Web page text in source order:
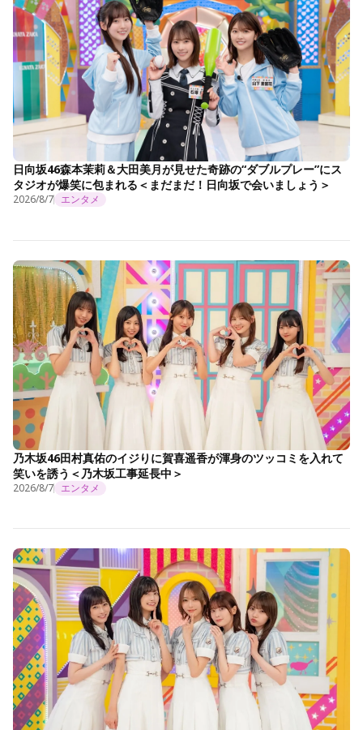
日向坂46森本茉莉＆大田美月が見せた奇跡の“ダブルプレー”にス
タジオが爆笑に包まれる＜まだまだ！日向坂で会いましょう＞
2026/8/7 エンタメ
乃木坂46田村真佑のイジりに賀喜遥香が渾身のツッコミを入れて
笑いを誘う＜乃木坂工事延長中＞
2026/8/7 エンタメ